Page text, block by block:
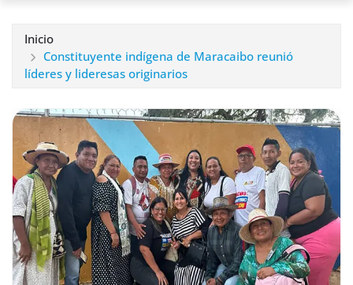
Inicio
Constituyente indígena de Maracaibo reunió
líderes y lideresas originarios